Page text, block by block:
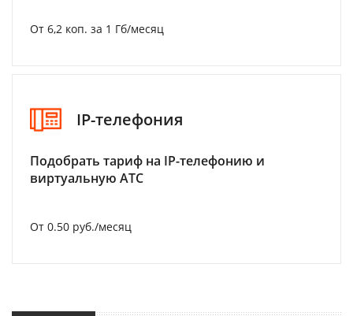
От 6,2 коп. за 1 Гб/месяц
IP-телефония
Подобрать тариф на IP-телефонию и
виртуальную АТС
От 0.50 руб./месяц